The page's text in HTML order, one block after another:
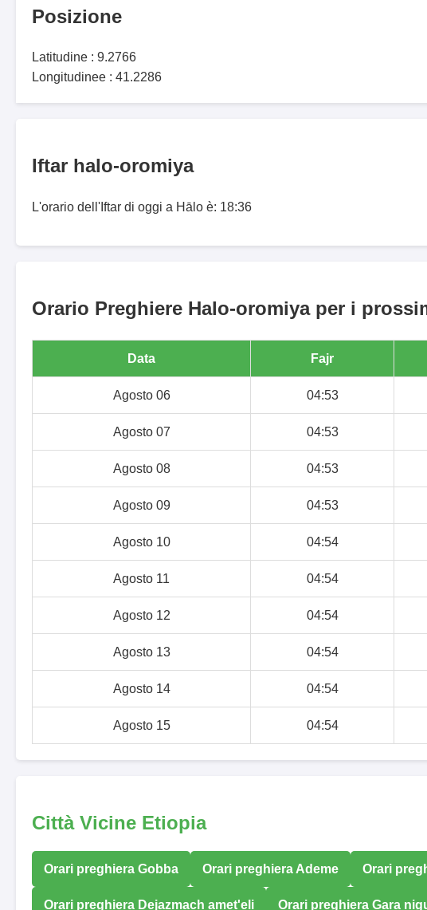
Posizione
Latitudine : 9.2766
Longitudinee : 41.2286
Iftar halo-oromiya
L'orario dell'Iftar di oggi a Hālo è: 18:36
Orario Preghiere Halo-oromiya per i
Data Fajr
Agosto 06 04:53
Agosto 07 04:53
Agosto 08 04:53
Agosto 09 04:53
Agosto 10 04:54
Agosto 11 04:54
Agosto 12 04:54
Agosto 13 04:54
Agosto 14 04:54
Agosto 15 04:54
Città Vicine Etiopia
Orari preghiera Gobba Orari preghiera Ademe Orari
Orari preghiera Dejazmach amet'eli Orari preghiera Gara